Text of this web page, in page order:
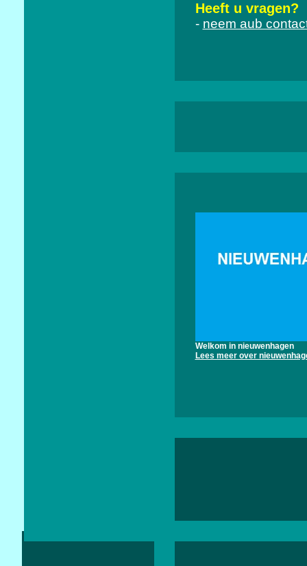
Heeft u vragen?
- neem aub
Welkom in nieuwenhagen
Lees meer over